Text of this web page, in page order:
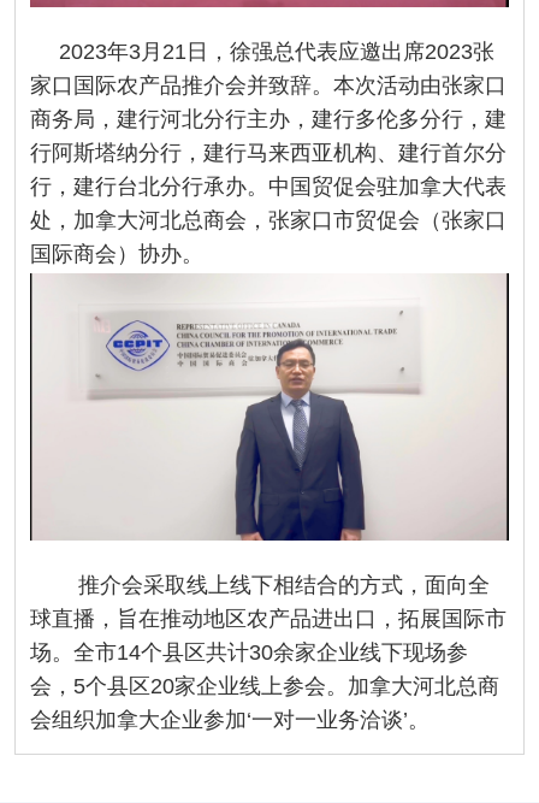
2023年3月21日，徐强总代表应邀出席2023张
家口国际农产品推介会并致辞。本次活动由张家口
商务局，建行河北分行主办，建行多伦多分行，建
行阿斯塔纳分行，建行马来西亚机构、建行首尔分
行，建行台北分行承办。中国贸促会驻加拿大代表
处，加拿大河北总商会，张家口市贸促会（张家口
国际商会）协办。
推介会采取线上线下相结合的方式，面向全
球直播，旨在推动地区农产品进出口，拓展国际市
场。全市14个县区共计30余家企业线下现场参
会，5个县区20家企业线上参会。加拿大河北总商
会组织加拿大企业参加‘一对一业务洽谈’。